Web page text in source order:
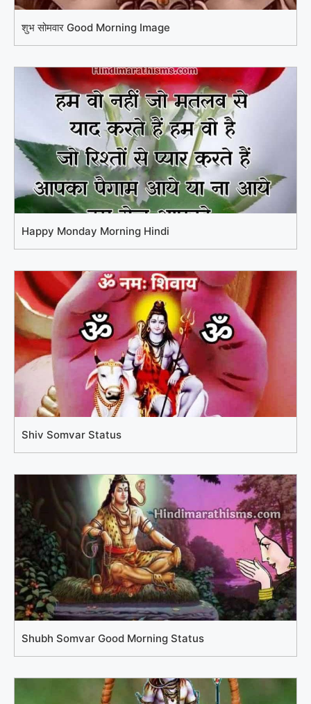
शुभ सोमवार Good Morning Image
Happy Monday Morning Hindi
Shiv Somvar Status
Shubh Somvar Good Morning Status